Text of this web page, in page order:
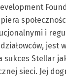
i
jest
sukces Stellar
sieci. Jej